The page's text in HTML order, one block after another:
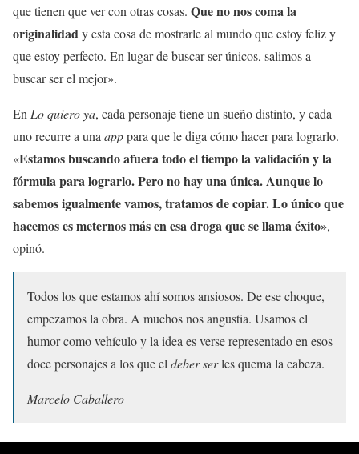
que tienen que ver con otras cosas. Que no nos coma la
originalidady esta cosa de mostrarle al mundo que estoy feliz y
que estoy perfecto. En lugar de buscar ser únicos, salimos a
buscar ser el mejor».
En Lo quiero ya, cada personaje tiene un sueño distinto, y cada
uno recurre a una apppara que le diga cómo hacer para lograrlo.
«Estamos buscando afuera todo el tiempo la validación y la
fórmula para lograrlo. Pero no hay una única. Aunque lo
sabemos igualmente vamos, tratamos de copiar. Lo único que
hacemos es meternos más en esa droga que se llama éxito»,
opinó.
Todos los que estamos ahí somos ansiosos. De ese choque,
empezamos la obra. A muchos nos angustia. Usamos el
humor como vehículo y la idea es verse representado en esos
doce personajes a los que el deber serles quema la cabeza.
Marcelo Caballero